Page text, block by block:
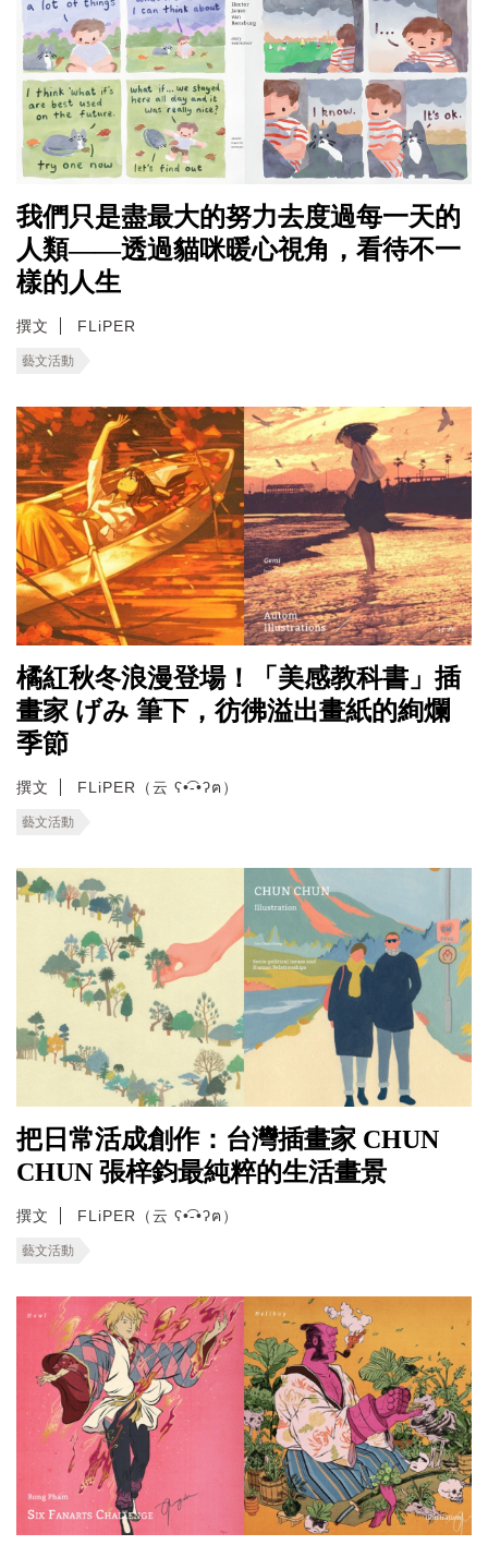
我們只是盡最大的努力去度過每一天的
人類——透過貓咪暖心視角，看待不一
樣的人生
撰文 FLiPER
藝文活動
橘紅秋冬浪漫登場！「美感教科書」插
畫家 げみ 筆下，彷彿溢出畫紙的絢爛
季節
撰文 FLiPER（云 ʕ•͡-•ʔฅ）
藝文活動
把日常活成創作：台灣插畫家 CHUN
CHUN 張梓鈞最純粹的生活畫景
撰文 FLiPER（云 ʕ•͡-•ʔฅ）
藝文活動